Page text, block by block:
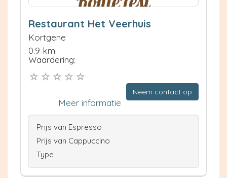
Restaurant Het Veerhuis
Kortgene
0.9 km
Waardering:
Neem contact op
Meer informatie
Prijs van Espresso
Prijs van Cappuccino
Type